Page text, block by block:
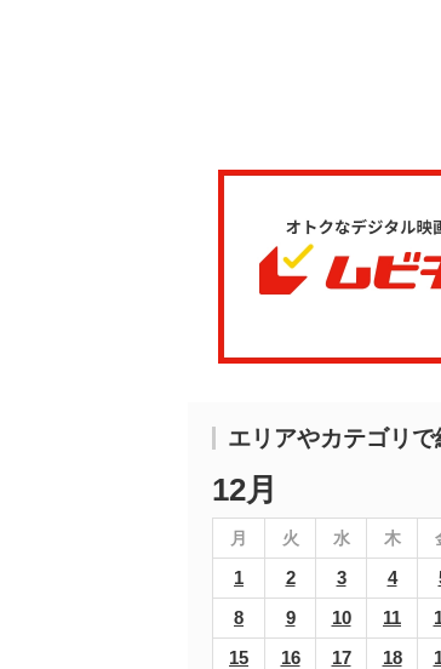
エリアやカテゴリ
12月
月 火 水 木
1 2 3 4
8
9 10 11
15
16 17 18